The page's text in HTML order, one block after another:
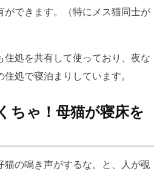
ができます。（特にメス猫同士が
住処を共有して使っており、夜な
処で寝泊まりしています。
ちゃ！母猫が寝床を
猫の鳴き声がするな。と、人が覗